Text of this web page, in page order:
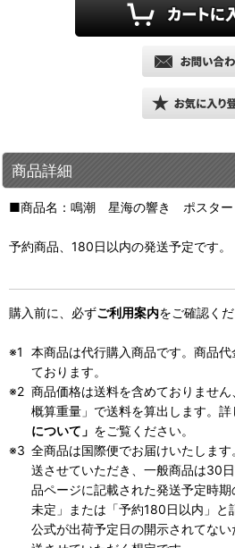
商品詳細
■商品名：鳴潮 星海の響き ポスター
予約商品、180日以内の発送予定です。
購入前に、必ずご利用案内をご確認くだ
本商品は代行購入商品です。商品
ております。
商品価格は送料を含めておりませ
概算重量」で送料を算出します。
について」 をご覧ください。
全商品は国際便でお届けいたしま
送させていただき、一般商品は30
品ページに記載された発送予定時
未定」または「予約180日以内」と
公式が出荷予定日の開示されてな